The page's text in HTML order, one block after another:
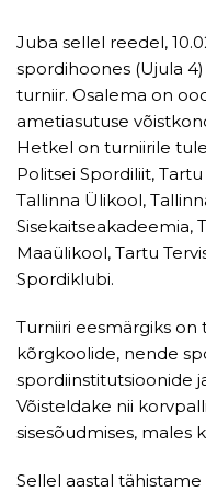
Juba sellel reedel,
spordihoones (Ujula
turniir. Osalema on
ametiasutuse
Hetkel on turniirile
Politsei Spordiliit,
Tallinna Ülikool,
Sisekaitseakadeemia,
Maaülikool, Tartu
Spordiklubi.
Turniiri eesmärgiks
kõrgkoolide, nende
spordiinstitutsioonide
Võisteldake nii
sisesõudmises, males
Sellel aastal